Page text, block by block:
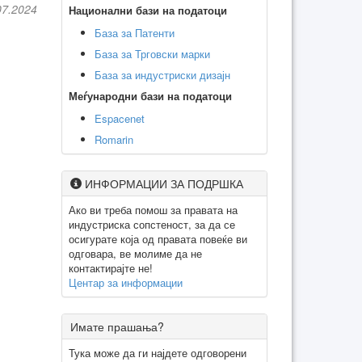
Национални бази на податоци
База за Патенти
База за Трговски марки
База за индустриски дизајн
Меѓународни бази на податоци
Espacenet
Romarin
ИНФОРМАЦИИ ЗА ПОДРШКА
Ако ви треба помош за правата на
индустриска сопстеност, за да се
осигурате која од правата повеќе ви
одговара, ве молиме да не
контактирајте не!
Центар за информации
Имате прашања?
Тука може да ги најдете одговорени